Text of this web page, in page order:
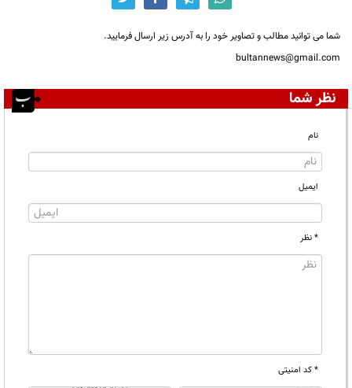
شما می توانید مطالب و تصاویر خود را به آدرس زیر ارسال فرمایید.
bultannews@gmail.com
نظر شما
نام
ایمیل
* نظر
* کد امنیتی